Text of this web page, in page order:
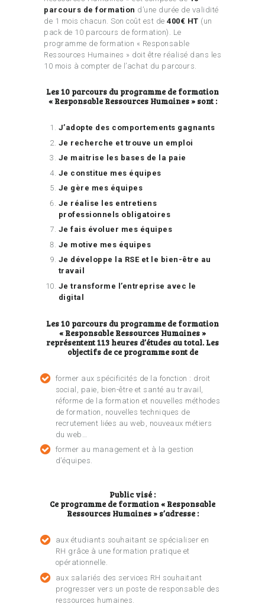
parcours de formation d’une durée de validité
de 1 mois chacun. Son coût est de 400€ HT (un
pack de 10 parcours de formation). Le
programme de formation « Responsable
Ressources Humaines » doit être réalisé dans les
10 mois à compter de l’achat du parcours.
Les 10 parcours du programme de formation
« Responsable Ressources Humaines » sont :
J’adopte des comportements gagnants
Je recherche et trouve un emploi
Je maitrise les bases de la paie
Je constitue mes équipes
Je gère mes équipes
Je réalise les entretiens
professionnels obligatoires
Je fais évoluer mes équipes
Je motive mes équipes
Je développe la RSE et le bien-être au
travail
Je transforme l’entreprise avec le
digital
Les 10 parcours du programme de formation
« Responsable Ressources Humaines »
représentent 113 heures d’études au total. Les
objectifs de ce programme sont de
former aux spécificités de la fonction : droit
social, paie, bien-être et santé au travail,
réforme de la formation et nouvelles méthodes
de formation, nouvelles techniques de
recrutement liées au web, nouveaux métiers
du web…
former au management et à la gestion
d’équipes.
Public visé :
Ce programme de formation « Responsable
Ressources Humaines » s’adresse :
aux étudiants souhaitant se spécialiser en
RH grâce à une formation pratique et
opérationnelle.
aux salariés des services RH souhaitant
progresser vers un poste de responsable des
ressources humaines.